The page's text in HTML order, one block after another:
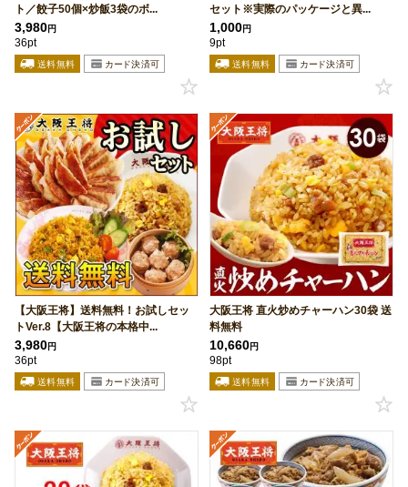
ト／餃子50個×炒飯3袋のボ...
3,980円
36pt
セット※実際のパッケージと異...
1,000円
9pt
【大阪王将】送料無料！お試しセッ
トVer.8【大阪王将の本格中...
3,980円
36pt
大阪王将 直火炒めチャーハン30袋 送
料無料
10,660円
98pt